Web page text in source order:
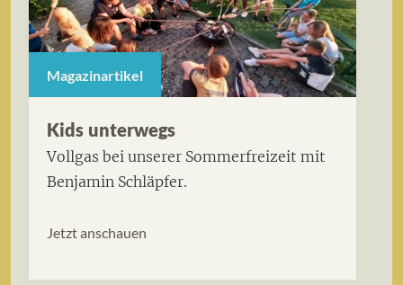
Magazinartikel
Kids unterwegs
Vollgas bei unserer Sommerfreizeit mit
Benjamin Schläpfer.
Jetzt anschauen